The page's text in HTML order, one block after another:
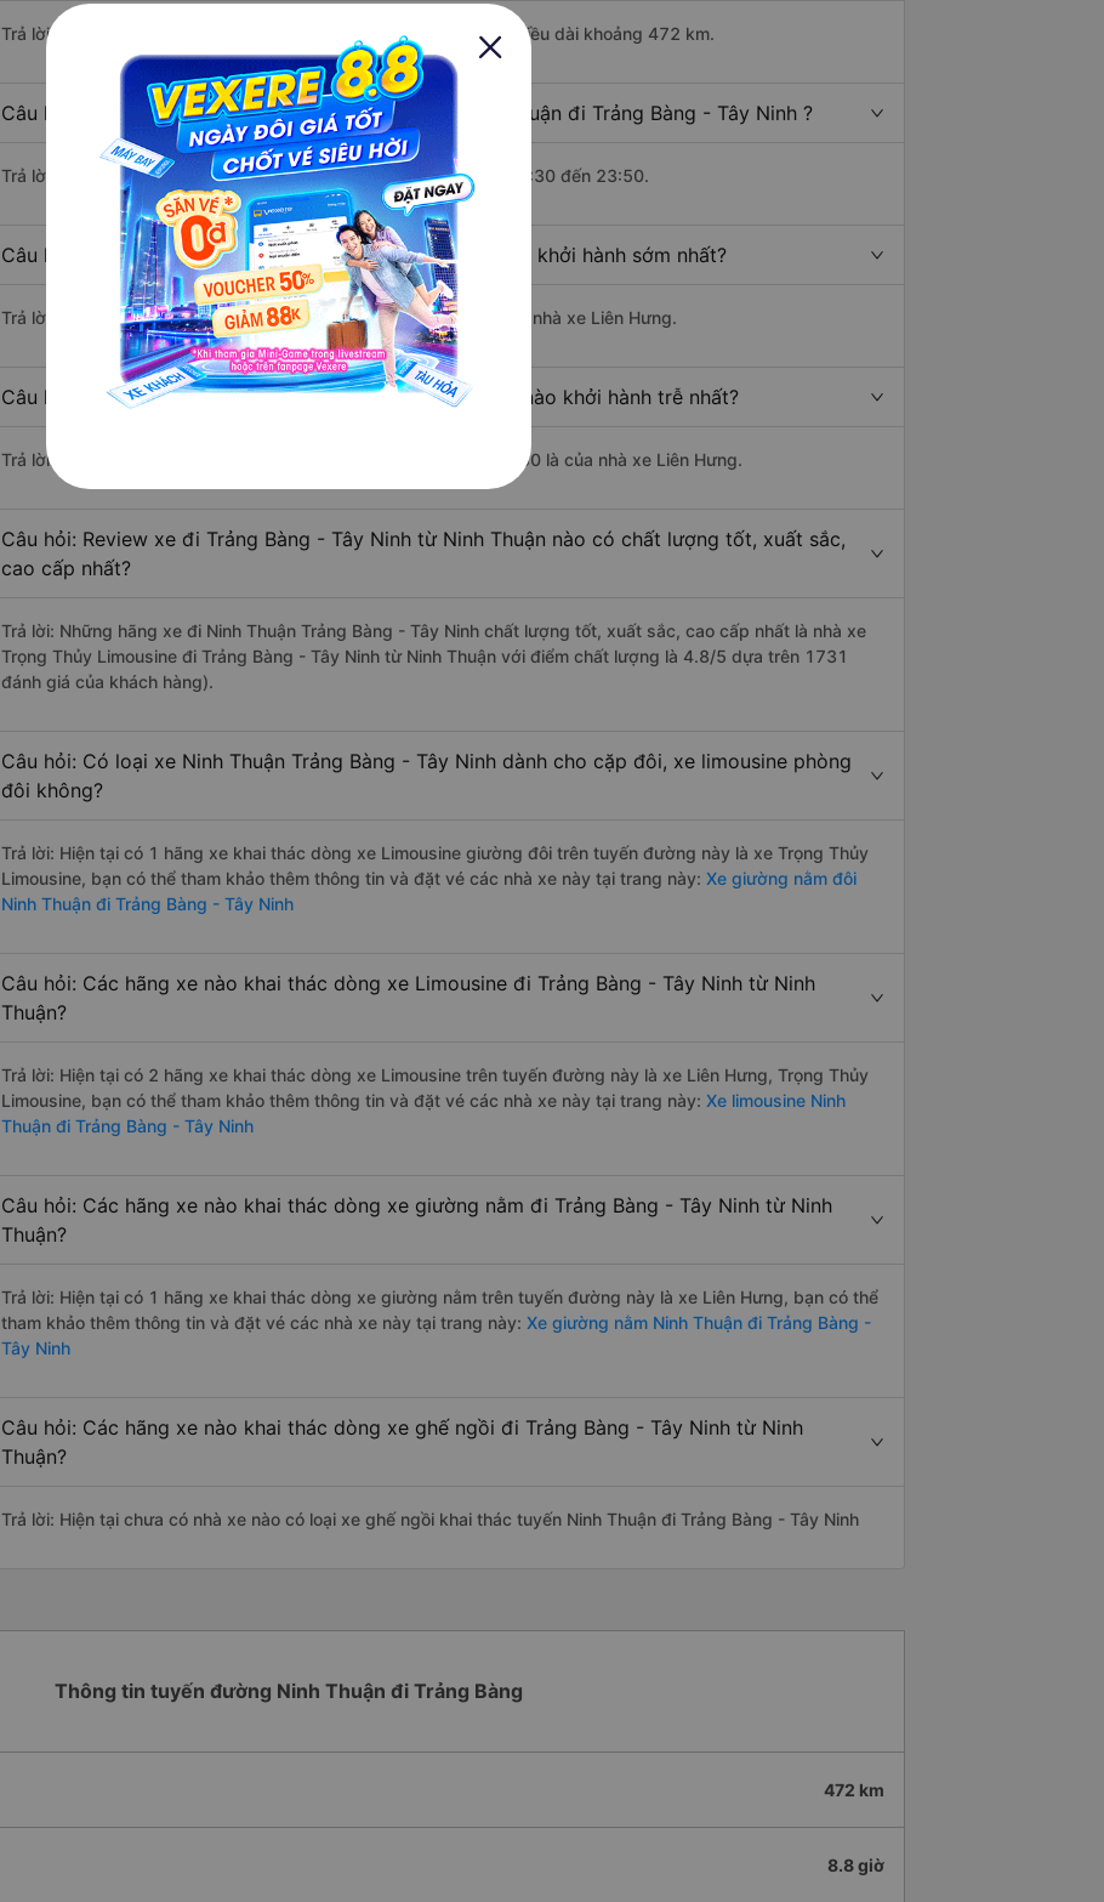
Trả lời: Đoạn đường đi Trảng Bàng - Tây Ninh từ Ninh Thuận có chiều dài khoảng 472 km.
Câu hỏi: Mỗi ngày có bao nhiêu chuyến xe khách Ninh Thuận đi Trảng Bàng - Tây Ninh ?
Trả lời: Trung bình mỗi ngày có khoảng 3 chuyến xe bắt đầu từ 21:30 đến 23:50.
Câu hỏi: Nhà xe đi Ninh Thuận Trảng Bàng - Tây Ninh nào khởi hành sớm nhất?
Trả lời: Chuyến xe có giờ xuất phát sớm nhất vào lúc 21:30 là của nhà xe Liên Hưng.
Câu hỏi: Nhà xe đi Trảng Bàng - Tây Ninh từ Ninh Thuận nào khởi hành trễ nhất?
Trả lời: Chuyến xe có giờ xuất phát trễ (muộn) nhất là vào lúc 23:50 là của nhà xe Liên Hưng.
Câu hỏi: Review xe đi Trảng Bàng - Tây Ninh từ Ninh Thuận nào có chất lượng tốt, xuất sắc,
cao cấp nhất?
Trả lời: Những hãng xe đi Ninh Thuận Trảng Bàng - Tây Ninh chất lượng tốt, xuất sắc, cao cấp nhất là nhà xe
Trọng Thủy Limousine đi Trảng Bàng - Tây Ninh từ Ninh Thuận với điểm chất lượng là 4.8/5 dựa trên 1731
đánh giá của khách hàng).
Câu hỏi: Có loại xe Ninh Thuận Trảng Bàng - Tây Ninh dành cho cặp đôi, xe limousine phòng
đôi không?
Trả lời: Hiện tại có 1 hãng xe khai thác dòng xe Limousine giường đôi trên tuyến đường này là xe Trọng Thủy
Limousine, bạn có thể tham khảo thêm thông tin và đặt vé các nhà xe này tại trang này: Xe giường nằm đôi
Ninh Thuận đi Trảng Bàng - Tây Ninh
Câu hỏi: Các hãng xe nào khai thác dòng xe Limousine đi Trảng Bàng - Tây Ninh từ Ninh
Thuận?
Trả lời: Hiện tại có 2 hãng xe khai thác dòng xe Limousine trên tuyến đường này là xe Liên Hưng, Trọng Thủy
Limousine, bạn có thể tham khảo thêm thông tin và đặt vé các nhà xe này tại trang này: Xe limousine Ninh
Thuận đi Trảng Bàng - Tây Ninh
Câu hỏi: Các hãng xe nào khai thác dòng xe giường nằm đi Trảng Bàng - Tây Ninh từ Ninh
Thuận?
Trả lời: Hiện tại có 1 hãng xe khai thác dòng xe giường nằm trên tuyến đường này là xe Liên Hưng, bạn có thể
tham khảo thêm thông tin và đặt vé các nhà xe này tại trang này: Xe giường nằm Ninh Thuận đi Trảng Bàng -
Tây Ninh
Câu hỏi: Các hãng xe nào khai thác dòng xe ghế ngồi đi Trảng Bàng - Tây Ninh từ Ninh
Thuận?
Trả lời: Hiện tại chưa có nhà xe nào có loại xe ghế ngồi khai thác tuyến Ninh Thuận đi Trảng Bàng - Tây Ninh
Thông tin tuyến đường Ninh Thuận đi Trảng Bàng
472 km
8.8 giờ